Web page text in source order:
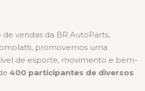
vendas da BR AutoParts,
promovemos uma
de esporte, movimento e bem-
400 participantes de diversos